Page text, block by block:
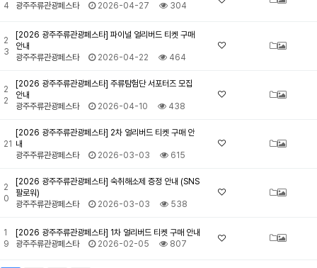
4
광주주류관광페스타
2026-04-27 304
2
3
[2026 광주주류관광페스타] 파이널 얼리버드 티켓 구매
안내
광주주류관광페스타
2026-04-22 464
2
2
[2026 광주주류관광페스타] 주류탐험단 서포터즈 모집
안내
광주주류관광페스타
2026-04-10 438
21
[2026 광주주류관광페스타] 2차 얼리버드 티켓 구매 안
내
광주주류관광페스타
2026-03-03 615
2
0
[2026 광주주류관광페스타] 숙취해소제 증정 안내 (SNS
팔로워)
광주주류관광페스타
2026-03-03 538
1
9
[2026 광주주류관광페스타] 1차 얼리버드 티켓 구매 안내
광주주류관광페스타
2026-02-05 807